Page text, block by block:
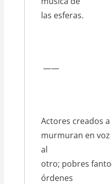
las esferas.
——
Actores creados
murmuran en voz
al
otro; pobres
órdenes